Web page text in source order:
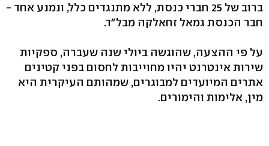
ברוב של 25 חברי כנסת, ללא מתנגדים כלל, ונמנע אחד -
חבר הכנסת גמאל זחאלקה מבל"ד.
על פי ההצעה, שהוגשה ביולי שנה שעברה, ספקיות
שירות אינטרנט יהיו מחוייבות לחסום בפני קטינים
אתרים המיועדים למבוגרים, שמהותם העיקרית היא
מין, אלימות והימורים.